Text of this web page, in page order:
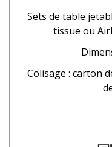
Sets de table
tissue ou
Colisage : carton